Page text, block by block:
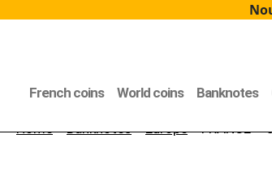
French coins World coins Banknotes
Home>Banknotes>Europe> FRANCE –